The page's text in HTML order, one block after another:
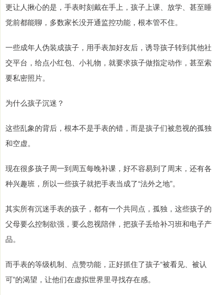
更让人揪心的是，手表时刻戴在手上，孩子上课、放学、甚至睡
觉前都能聊，多数家长没开通监控功能，根本管不住。
一些成年人伪装成孩子，用手表加好友后，诱导孩子转到其他社
交平台，给点小红包、小礼物，就要求孩子做指定动作，甚至索
要私密照片。
为什么孩子沉迷？
这些乱象的背后，根本不是手表的错，而是孩子们被忽视的孤独
和空虚。
现在很多孩子周一到周五每晚补课，好不容易到了周末，还有各
种兴趣班，所以一些孩子就把手表当成了“法外之地”。
其实所有沉迷手表的孩子，都有一个共同点，孤独，这些孩子的
父母要么控制欲强，要么忽视陪伴，把孩子丢给补习班和电子产
品。
而手表的等级机制、点赞功能，正好抓住了孩子“被看见、被认
可”的渴望，让他们在虚拟世界里寻找存在感。